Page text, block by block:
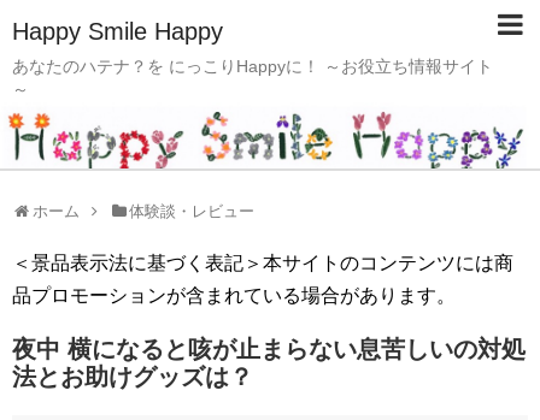
Happy Smile Happy
あなたのハテナ？を にっこりHappyに！ ～お役立ち情報サイト
～
ホーム 体験談・レビュー
＜景品表示法に基づく表記＞本サイトのコンテンツには商
品プロモーションが含まれている場合があります。
夜中 横になると咳が止まらない息苦しいの対処
法とお助けグッズは？